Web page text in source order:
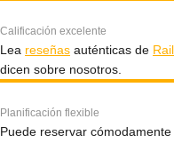
Calificación excelente
Lea reseñas auténticas de
dicen sobre nosotros.
Planificación flexible
Puede reservar